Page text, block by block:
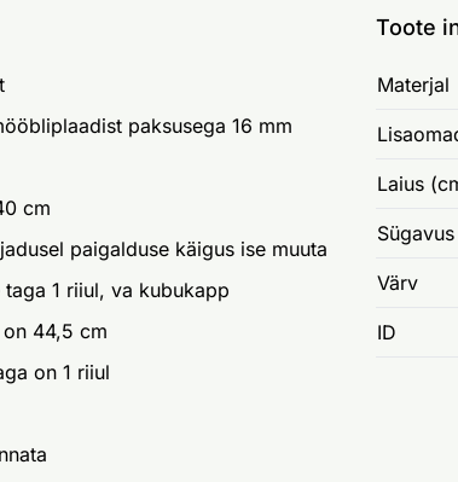
paksusega 16 mm
cm
paigalduse käigus ise muuta
1 riiul, va kubukapp
44,5 cm
on 1 riiul
Toote
Materjal
Laius
Värv
ID